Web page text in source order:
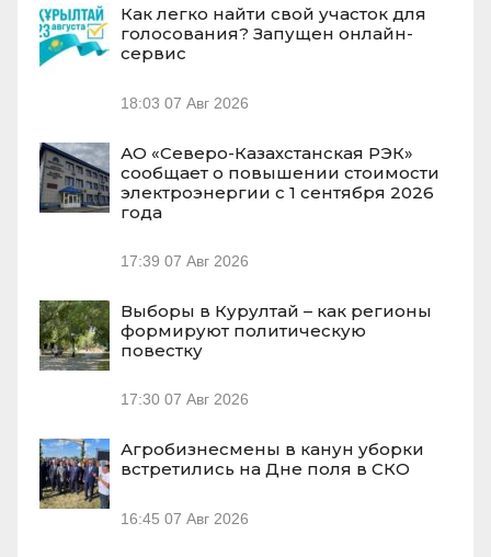
Как легко найти свой участок для
голосования? Запущен онлайн-
сервис
18:03 07 Авг 2026
АО «Северо-Казахстанская РЭК»
сообщает о повышении стоимости
электроэнергии с 1 сентября 2026
года
17:39 07 Авг 2026
Выборы в Курултай – как регионы
формируют политическую
повестку
17:30 07 Авг 2026
Агробизнесмены в канун уборки
встретились на Дне поля в СКО
16:45 07 Авг 2026